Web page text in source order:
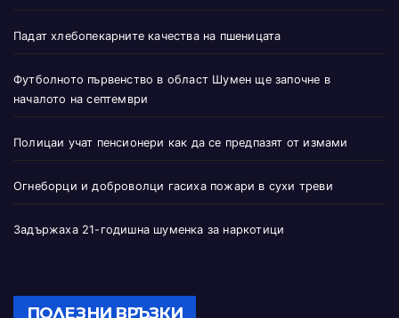
Падат хлебопекарните качества на пшеницата
Футболното първенство в област Шумен ще започне в
началото на септември
Полицаи учат пенсионери как да се предпазят от измами
Огнеборци и доброволци гасиха пожари в сухи треви
Задържаха 21-годишна шуменка за наркотици
ПОЛЕЗНИ ВРЪЗКИ